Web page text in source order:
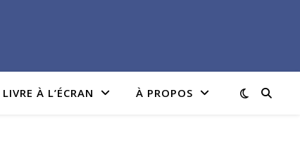
À L’ÉCRAN À PROPOS